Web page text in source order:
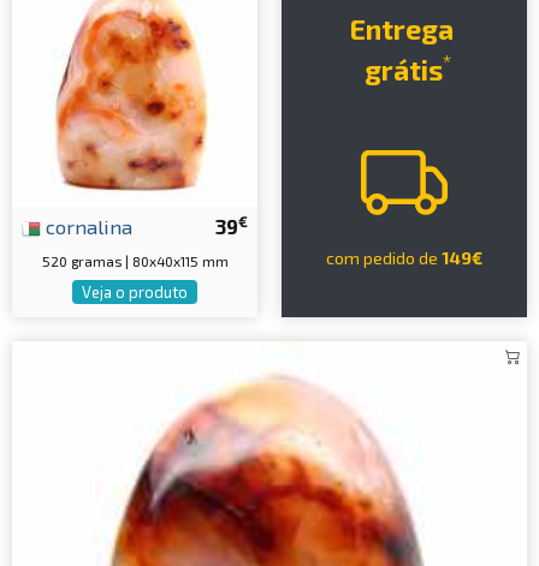
39€
cornalina
520 gramas | 80x40x115 mm
Veja o produto
Entrega
grátis*
com pedido de 149€